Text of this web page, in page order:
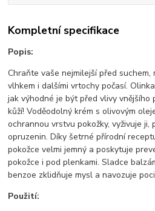
Kompletní specifikace
Popis:
Chraňte vaše nejmilejší před suchem,
vlhkem i dalšími vrtochy počasí.
jak výhodné je být před vlivy vnějšího
kůží! Voděodolný krém s olivovým
ochrannou vrstvu pokožky, vyživuje ji,
opruzenin. Díky šetrné přírodní
pokožce velmi jemný a poskytuje
pokožce i pod plenkami. Sladce
benzoe zklidňuje mysl a navozuje
Použití: